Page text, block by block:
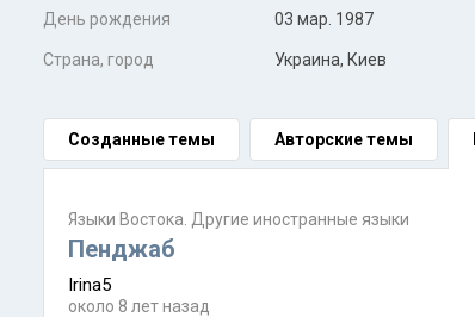
День рождения 03 мар. 1987
Страна, город Украина, Киев
Созданные темы Авторские темы
Языки Востока. Другие иностранные языки
Пенджаб
Irina5
около 8 лет назад